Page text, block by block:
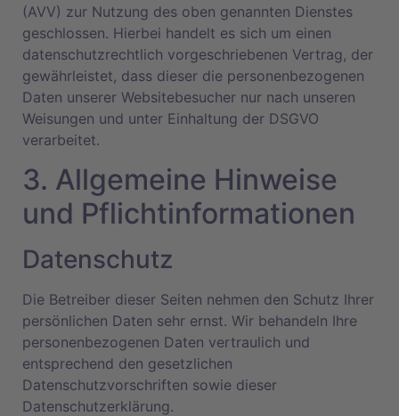
(AVV) zur Nutzung des oben genannten Dienstes
geschlossen. Hierbei handelt es sich um einen
datenschutzrechtlich vorgeschriebenen Vertrag, der
gewährleistet, dass dieser die personenbezogenen
Daten unserer Websitebesucher nur nach unseren
Weisungen und unter Einhaltung der DSGVO
verarbeitet.
3. Allgemeine Hinweise
und Pflicht­informationen
Datenschutz
Die Betreiber dieser Seiten nehmen den Schutz Ihrer
persönlichen Daten sehr ernst. Wir behandeln Ihre
personenbezogenen Daten vertraulich und
entsprechend den gesetzlichen
Datenschutzvorschriften sowie dieser
Datenschutzerklärung.